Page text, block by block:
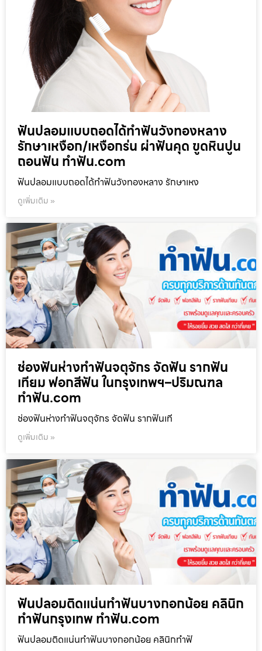
ฟันปลอมแบบถอดได้ทำฟันวังทองหลาง
รักษาเหงือก/เหงือกร่น ผ่าฟันคุด ขูดหินปูน
ถอนฟัน ทำฟัน.com
ฟันปลอมแบบถอดได้ทำฟันวังทองหลาง รักษาเหง
ดูเพิ่มเติม »
ช่องฟันห่างทำฟันจตุจักร จัดฟัน รากฟัน
เทียม ฟอกสีฟัน ในกรุงเทพฯ–ปริมณฑล
ทำฟัน.com
ช่องฟันห่างทำฟันจตุจักร จัดฟัน รากฟันเที
ดูเพิ่มเติม »
ฟันปลอมติดแน่นทำฟันบางกอกน้อย คลินิก
ทำฟันกรุงเทพ ทำฟัน.com
ฟันปลอมติดแน่นทำฟันบางกอกน้อย คลินิกทำฟั